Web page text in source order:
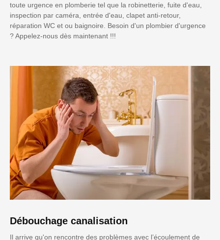
toute urgence en plomberie tel que la robinetterie, fuite d'eau,
inspection par caméra, entrée d'eau, clapet anti-retour,
réparation WC et ou baignoire. Besoin d'un plombier d'urgence
? Appelez-nous dès maintenant !!!
Débouchage canalisation
Il arrive qu'on rencontre des problèmes avec l’écoulement de